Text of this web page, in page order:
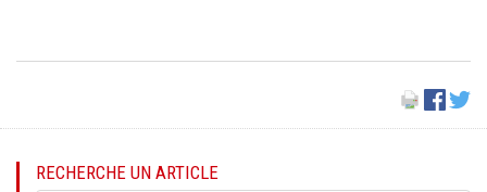
RECHERCHE UN ARTICLE